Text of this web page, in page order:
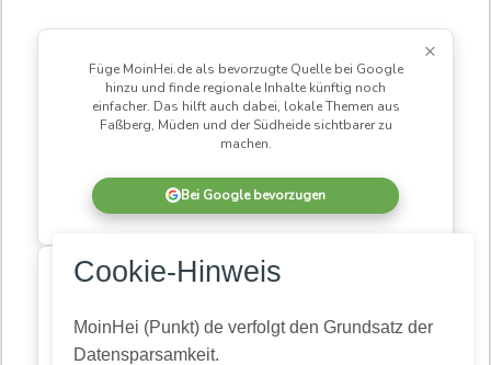
Cookie-Hinweis
MoinHei (Punkt) de verfolgt den Grundsatz der
Datensparsamkeit.
×
Füge MoinHei.de als bevorzugte Quelle bei Google
hinzu und finde regionale Inhalte künftig noch
einfacher. Das hilft auch dabei, lokale Themen aus
Faßberg, Müden und der Südheide sichtbarer zu
machen.
Bei Google bevorzugen
MoinHei.de betreibe ich kostenlos, damit regionale
alle zugänglich bleiben. Damit daraus eine
lebendige Community wird, braucht es Menschen,
die mitlesen und mitmachen.